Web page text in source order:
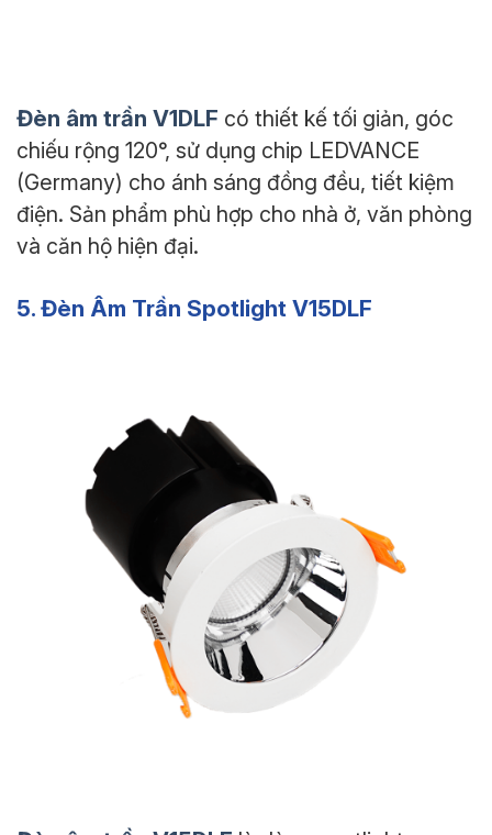
Đèn âm trần V1DLF có thiết kế tối giản, góc
chiếu rộng 120°, sử dụng chip LEDVANCE
(Germany) cho ánh sáng đồng đều, tiết kiệm
điện. Sản phẩm phù hợp cho nhà ở, văn phòng
và căn hộ hiện đại.
5. Đèn Âm Trần Spotlight V15DLF